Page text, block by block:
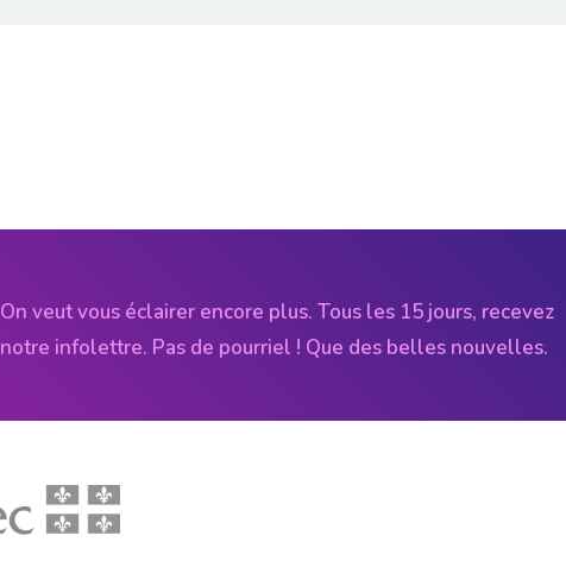
On veut vous éclairer encore plus. Tous les 15 jours, recevez
notre infolettre. Pas de pourriel ! Que des belles nouvelles.